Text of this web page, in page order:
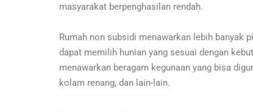
masyarakat berpenghasilan rendah.
Rumah non subsidi menawarkan lebih banyak
dapat memilih hunian yang sesuai dengan
menawarkan beragam kegunaan yang bisa
kolam renang, dan lain-lain.